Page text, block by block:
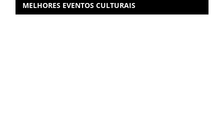
MELHORES EVENTOS CULTURAIS